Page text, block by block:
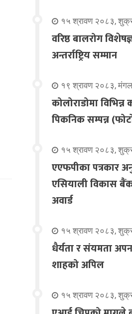
१५ श्रावण २०८३,
वरिष्ठ बालरोग
अन्तर्राष्ट्रिय सम्मान
१९ श्रावण २०८३,
कोलोराडोमा
पिकनिक सम्पन्न
१५ श्रावण २०८३,
एएफपीका पत्रकार
एसियाली विकास
अवार्ड
१५ श्रावण २०८३,
धैर्यता र संयमता
शाहको अपिल
१५ श्रावण २०८३,